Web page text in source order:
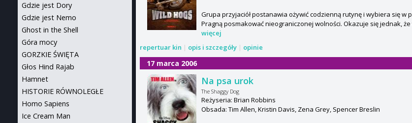
Grupa przyjaciół postanawia ożywić codzienną rutynę i wybiera się w
Pragną posmakować nieograniczonej wolności. Okazuje się jednak,
więcej
repertuar kin | opis i szczegóły | opinie
17 marca 2006
Na psa urok
The Shaggy Dog
Reżyseria: Brian Robbins
Obsada: Tim Allen, Kristin Davis, Zena Grey, Spencer Breslin
Gdzie jest Dory
Gdzie jest Nemo
Ghost in the Shell
Góra mocy
GORZKIE ŚWIĘTA
Głos Hind Rajab
Hamnet
HISTORIE RÓWNOLEGŁE
Homo Sapiens
Ice Cream Man